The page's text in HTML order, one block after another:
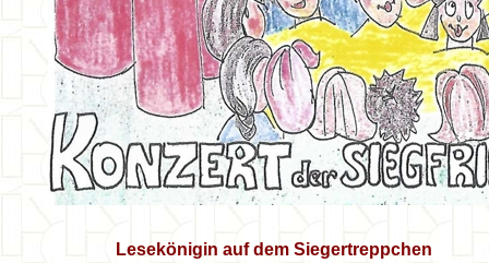
Lesekönigin auf dem Siegertreppchen